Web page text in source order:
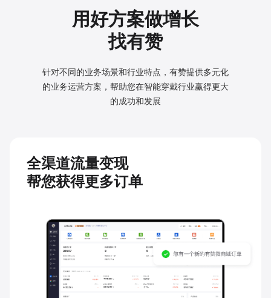
用好方案做增长
找有赞
针对不同的业务场景和行业特点，有赞提供多元化
的业务运营方案，帮助您在智能穿戴行业赢得更大
的成功和发展
全渠道流量变现
帮您获得更多订单